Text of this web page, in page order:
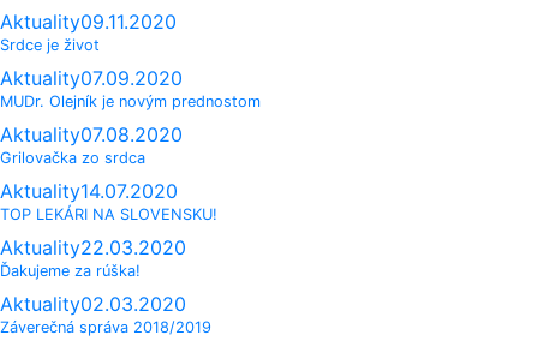
Aktuality09.11.2020
Srdce je život
Aktuality07.09.2020
MUDr. Olejník je novým prednostom
Aktuality07.08.2020
Grilovačka zo srdca
Aktuality14.07.2020
TOP LEKÁRI NA SLOVENSKU!
Aktuality22.03.2020
Ďakujeme za rúška!
Aktuality02.03.2020
Záverečná správa 2018/2019